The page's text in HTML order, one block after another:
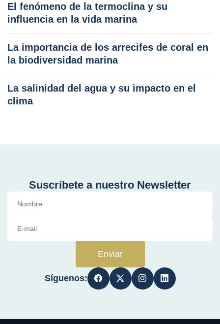
El fenómeno de la termoclina y su
influencia en la vida marina
La importancia de los arrecifes de coral en
la biodiversidad marina
La salinidad del agua y su impacto en el
clima
Suscríbete a nuestro Newsletter
Enviar
Síguenos: